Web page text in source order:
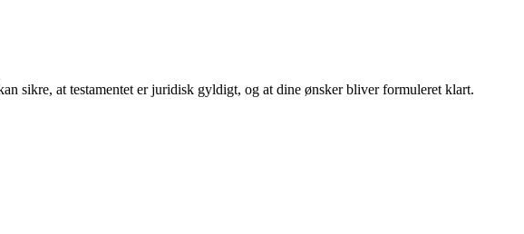
sikre, at testamentet er juridisk gyldigt, og at dine ønsker bliver formuleret klart.